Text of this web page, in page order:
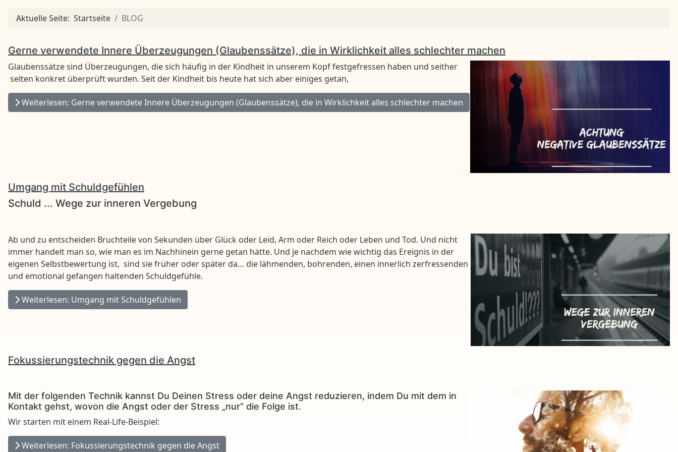
Aktuelle Seite: Startseite BLOG
Gerne verwendete Innere Überzeugungen (Glaubenssätze), die in Wirklichkeit alles schlechter machen
Glaubenssätze sind Überzeugungen, die sich häufig in der Kindheit in unserem Kopf festgefressen haben und seither
selten konkret überprüft wurden. Seit der Kindheit bis heute hat sich aber einiges getan,
Weiterlesen: Gerne verwendete Innere Überzeugungen (Glaubenssätze), die in Wirklichkeit alles schlechter machen
Umgang mit Schuldgefühlen
Schuld ... Wege zur inneren Vergebung
Ab und zu entscheiden Bruchteile von Sekunden über Glück oder Leid, Arm oder Reich oder Leben und Tod. Und nicht
immer handelt man so, wie man es im Nachhinein gerne getan hätte. Und je nachdem wie wichtig das Ereignis in der
eigenen Selbstbewertung ist, sind sie früher oder später da… die lähmenden, bohrenden, einen innerlich zerfressenden
und emotional gefangen haltenden Schuldgefühle.
Weiterlesen: Umgang mit Schuldgefühlen
Fokussierungstechnik gegen die Angst
Mit der folgenden Technik kannst Du Deinen Stress oder deine Angst reduzieren, indem Du mit dem in
Kontakt gehst, wovon die Angst oder der Stress „nur“ die Folge ist.
Wir starten mit einem Real-Life-Beispiel:
Weiterlesen: Fokussierungstechnik gegen die Angst